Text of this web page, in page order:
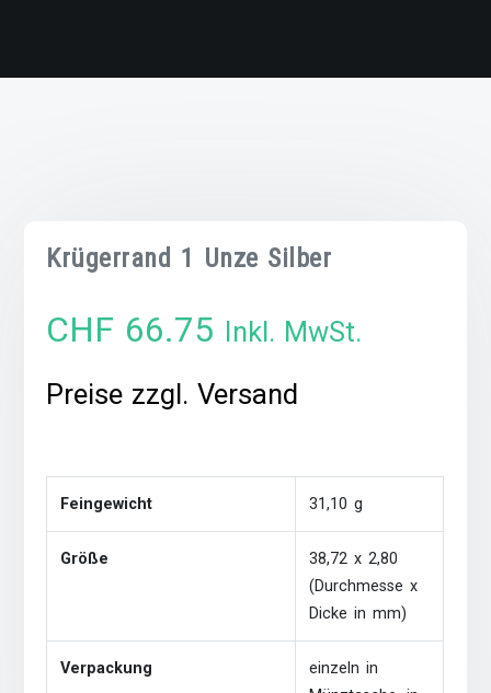
Krügerrand 1 Unze Silber
CHF 66.75 Inkl. MwSt.
Preise zzgl. Versand
Feingewicht 31,10 g
Größe
38,72 x 2,80
(Durchmesse x
Dicke in mm)
Verpackung
einzeln in